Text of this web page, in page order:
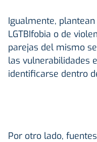
Igualmente,
LGTBIfobia o de
parejas del mismo
las vulnerabilidades
identificarse dentro
Por otro lado,